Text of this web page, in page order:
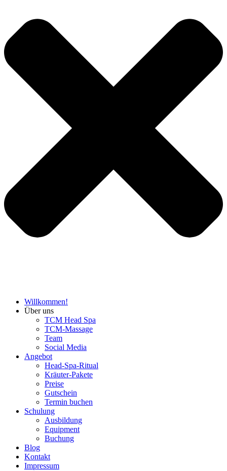
Willkommen!
Über uns
TCM Head Spa
TCM-Massage
Team
Social Media
Angebot
Head-Spa-Ritual
Kräuter-Pakete
Preise
Gutschein
Termin buchen
Schulung
Ausbildung
Equipment
Buchung
Blog
Kontakt
Impressum